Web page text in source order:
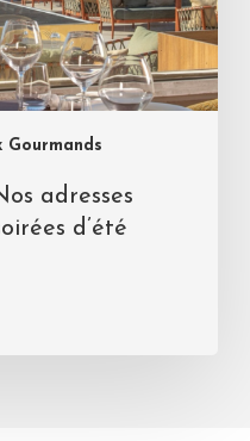
Gourmands
adresses
d’été